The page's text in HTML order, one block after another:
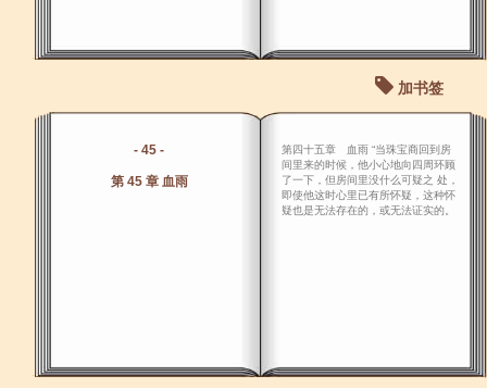
加书签
- 45 -
第 45 章 血雨
第四十五章 血雨 “当珠宝商回到房
间里来的时候，他小心地向四周环顾
了一下，但房间里没什么可疑之 处，
即使他这时心里已有所怀疑，这种怀
疑也是无法存在的，或无法证实的。